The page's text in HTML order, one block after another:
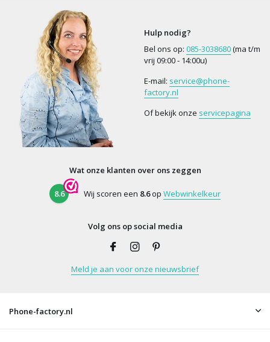
Hulp nodig?
Bel ons op: 085-3038680(ma t/m
vrij 09:00 - 14:00u)
E-mail: service@phone-
factory.nl
Of bekijk onze servicepagina
Wat onze klanten over ons zeggen
8.6 Wij scoren een 8.6op Webwinkelkeur
Volg ons op social media
Meld je aan voor onze nieuwsbrief
Phone-factory.nl